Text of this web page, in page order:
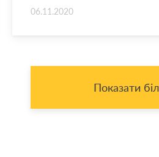
06.11.2020
Показати